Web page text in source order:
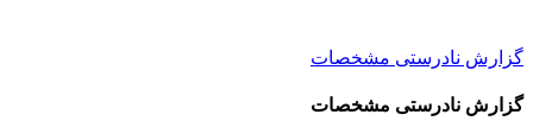
گزارش نادرستی مشخصات
گزارش نادرستی مشخصات